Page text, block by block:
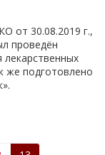
от 30.08.2019 г.,
проведён
же подготовлено